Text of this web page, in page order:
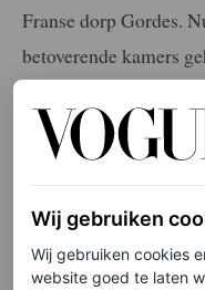
Franse dorp Gordes.
betoverende kamers
ingelijste
het gevoel alsof je
Wij gebruiken
Wij gebruiken cookies
website goed te laten